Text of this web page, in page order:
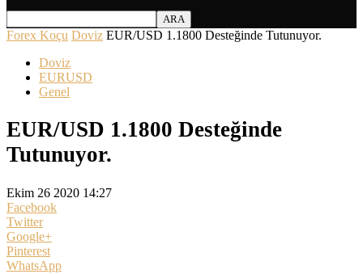
Forex Koçu Doviz EUR/USD 1.1800 Desteğinde Tutunuyor.
Doviz
EURUSD
Genel
EUR/USD 1.1800 Desteğinde
Tutunuyor.
Ekim 26 2020 14:27
Facebook
Twitter
Google+
Pinterest
WhatsApp